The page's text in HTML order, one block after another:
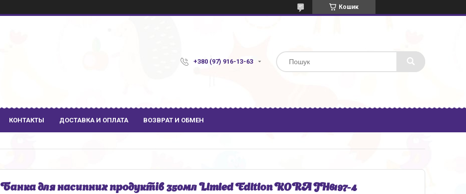
Кошик
+380 (97) 916-13-63
КОНТАКТЫ ДОСТАВКА И ОПЛАТА ВОЗВРАТ И ОБМЕН
Банка для насипних продуктів 350мл Limied Edition KORA JH6197-4